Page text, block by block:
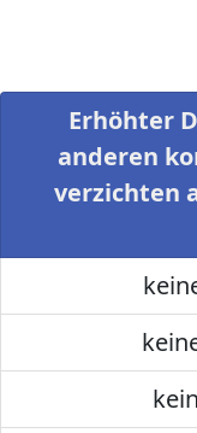
Erhöhter
anderen
verzichten